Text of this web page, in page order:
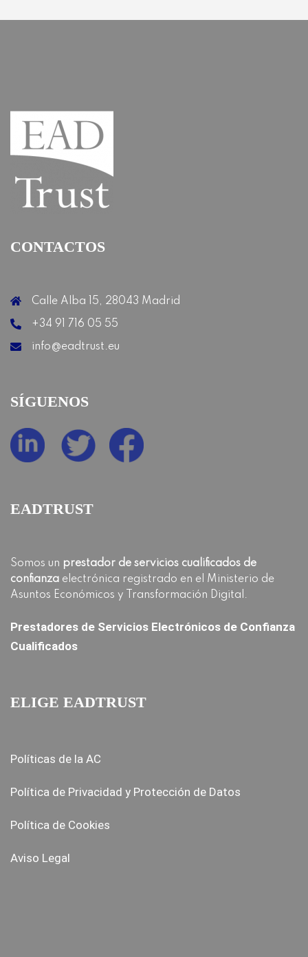
CONTACTOS
Calle Alba 15, 28043 Madrid
+34 91 716 05 55
info@eadtrust.eu
SÍGUENOS
EADTRUST
Somos un prestador de servicios cualificados de
confianza electrónica registrado en el Ministerio de
Asuntos Económicos y Transformación Digital.
Prestadores de Servicios Electrónicos de Confianza
Cualificados
ELIGE EADTRUST
Políticas de la AC
Política de Privacidad y Protección de Datos
Política de Cookies
Aviso Legal